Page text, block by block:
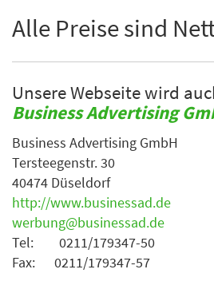
Alle Preise sind
Unsere Webseite wird
Business Advertising
Business Advertising GmbH
Tersteegenstr. 30
40474 Düseldorf
http://www.businessad.de
werbung@businessad.de
Tel: 0211/179347-50
Fax: 0211/179347-57